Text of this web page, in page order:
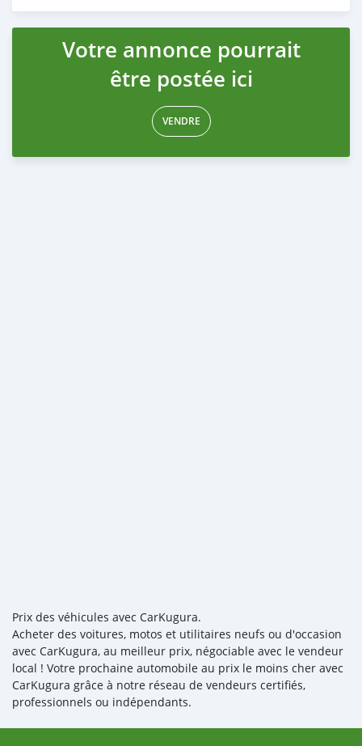
Publié il y a plus de 5 ans
Votre annonce pourrait
être postée ici
VENDRE
Prix des véhicules avec CarKugura.
Acheter des voitures, motos et utilitaires neufs ou d'occasion
avec CarKugura, au meilleur prix, négociable avec le vendeur
local ! Votre prochaine automobile au prix le moins cher avec
CarKugura grâce à notre réseau de vendeurs certifiés,
professionnels ou indépendants.